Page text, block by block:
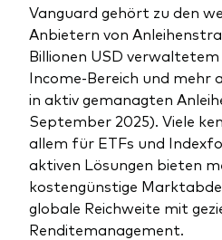
Fondsdokumente und
Vanguard Produkte kaufen
Index-Exposure-
Ihr Wissenshub:
Betrugsprävention
Vanguard gehört zu den
Anbietern von
Billionen USD
Income-Bereich und mehr
in aktiv gemanagten
September 2025). Viele
allem für ETFs und
aktiven Lösungen bieten
kostengünstige
globale Reichweite mit
Renditemanagement.